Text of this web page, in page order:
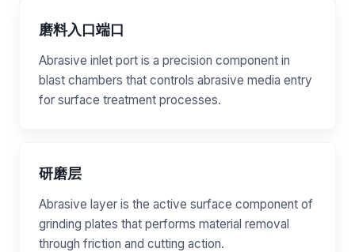
磨料入口端口
Abrasive inlet port is a precision component in
blast chambers that controls abrasive media entry
for surface treatment processes.
研磨层
Abrasive layer is the active surface component of
grinding plates that performs material removal
through friction and cutting action.